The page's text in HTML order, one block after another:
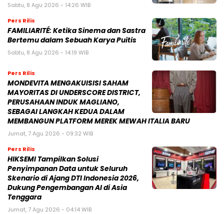
Sabtu, 8 Agu 2026 - 14:26 WIB
Pers Rilis
FAMILIARITÉ: Ketika Sinema dan Sastra
Bertemu dalam Sebuah Karya Puitis
Sabtu, 8 Agu 2026 - 14:19 WIB
Pers Rilis
MONDEVITA MENGAKUISISI SAHAM
MAYORITAS DI UNDERSCORE DISTRICT,
PERUSAHAAN INDUK MAGLIANO,
SEBAGAI LANGKAH KEDUA DALAM
MEMBANGUN PLATFORM MEREK MEWAH ITALIA BARU
Jumat, 7 Agu 2026 - 09:32 WIB
Pers Rilis
HIKSEMI Tampilkan Solusi
Penyimpanan Data untuk Seluruh
Skenario di Ajang DTI Indonesia 2026,
Dukung Pengembangan AI di Asia
Tenggara
Jumat, 7 Agu 2026 - 04:14 WIB